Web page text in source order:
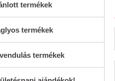
termékek
termékek
termékek